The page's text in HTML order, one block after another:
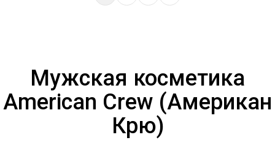
Мужская косметика
American Crew (Американ
Крю)